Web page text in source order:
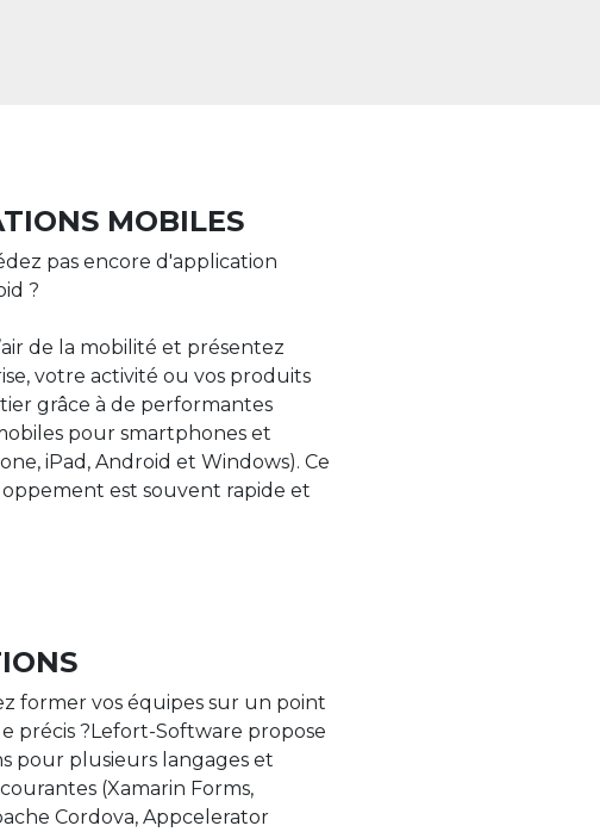
MOBILES
pas encore d'application
?
de la mobilité et présentez
votre activité ou vos produits
grâce à de performantes
pour smartphones et
iPad, Android et Windows). Ce
est souvent rapide et
former vos équipes sur un point
précis ?Lefort-Software propose
pour plusieurs langages et
(Xamarin Forms,
Cordova, Appcelerator